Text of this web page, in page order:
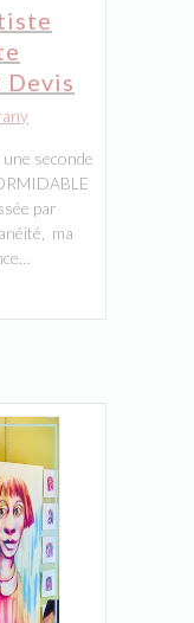
une seconde
par
ma